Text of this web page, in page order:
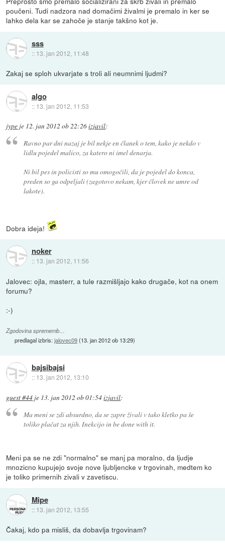
poučeni. Tudi nadzora nad domačimi živalmi je premalo in ker se
lahko dela kar se zahoče je stanje takšno kot je.
sss
:: 13. jan 2012, 11:48
Zakaj se sploh ukvarjate s troli ali neumnimi ljudmi?
algo
:: 13. jan 2012, 11:53
jype je 12. jan 2012 ob 22:26izjavil:
Ravno par dni nazaj je bil nekje en članek o tem, kako je nekdo v
lidlu pojedel malico, za katero ni imel denarja.
Ni bil pes in policisti so mu omogočili, da je pojedel do konca,
preden so ga odpeljali (zagotovo nekam, kjer človek ne umre od
lakote).
Dobra ideja!
noker
:: 13. jan 2012, 11:56
Jalovec: ojla, masterr, a tule razmišljajo kako drugače, kot na onem
forumu?
:-)
Zgodovina sprememb…
predlagal izbris:jalovec09(13. jan 2012 ob 13:29)
bajsibajsi
:: 13. jan 2012, 13:10
guest #44 je 13. jan 2012 ob 01:54izjavil:
Ma meni se zdi absurdno, da se zapre živali v tako kletko pa še
toliko plačat za njih. Inekcijo in be done with it.
Meni pa se ne zdi "normalno" se manj pa moralno, da ljudje
mnozicno kupujejo svoje nove ljubljencke v trgovinah, medtem ko
je toliko primernih zivali v zavetiscu.
Mipe
:: 13. jan 2012, 13:55
Čakaj, kdo pa misliš, da dobavlja trgovinam?